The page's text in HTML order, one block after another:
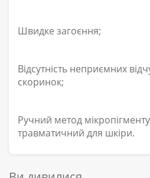
Швидке загоєння;
Відсутність неприємних
скоринок;
Ручний метод
травматичний для шкіри.